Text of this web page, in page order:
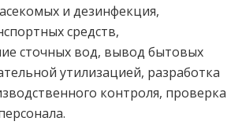
и дезинфекция,
средств,
сточных вод, вывод бытовых
утилизацией, разработка
контроля, проверка